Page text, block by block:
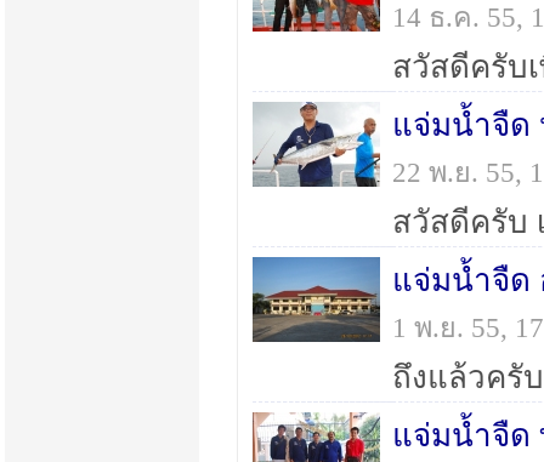
14 ธ.ค. 55,
22 พ.ย. 55,
1 พ.ย. 55,
แจ่มน้ำจืด